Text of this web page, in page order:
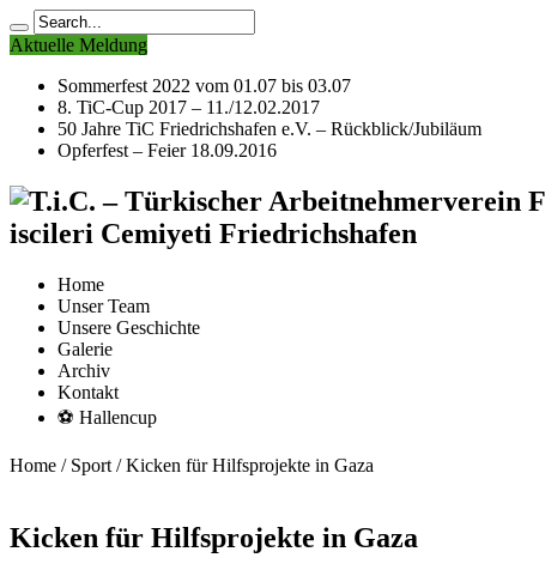
Aktuelle Meldung
Sommerfest 2022 vom 01.07 bis 03.07
8. TiC-Cup 2017 – 11./12.02.2017
50 Jahre TiC Friedrichshafen e.V. – Rückblick/Jubiläum
Opferfest – Feier 18.09.2016
iscileri Cemiyeti Friedrichshafen
Home
Unser Team
Unsere Geschichte
Galerie
Archiv
Kontakt
⚽ Hallencup
Home / Sport /Kicken für Hilfsprojekte in Gaza
Kicken für Hilfsprojekte in Gaza